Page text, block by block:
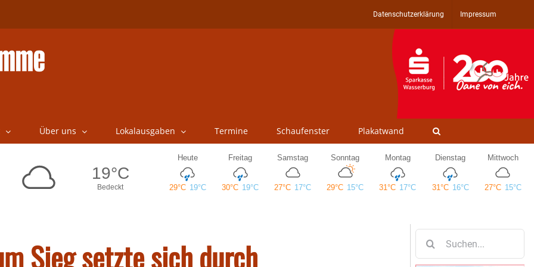
Datenschutzerklärung Impressum
Über uns Lokalausgaben Termine Schaufenster Plakatwand
Sieg setzte sich durch
nach: